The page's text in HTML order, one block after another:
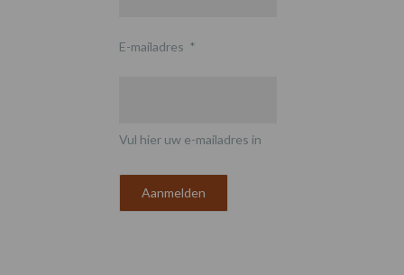
E-mailadres *
Vul hier uw e-mailadres in